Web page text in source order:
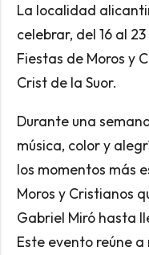
La localidad
celebrar, del 16 al
Fiestas de Moros y
Crist de la Suor.
Durante una
música, color y
los momentos más
Moros y Cristianos
Gabriel Miró hasta
Este evento reúne